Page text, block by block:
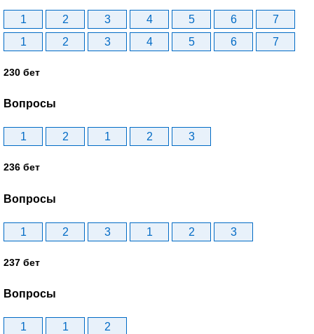
1 2 3 4 5 6
7
1
2 3 4 5 6 7
230 бет
Вопросы
1 2 1 2 3
236 бет
Вопросы
1 2 3 1 2 3
237 бет
Вопросы
1 1 2